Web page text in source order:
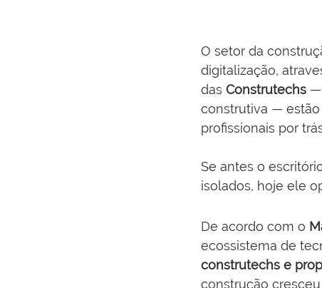
O setor da
digitalização,
das Construtechs —
construtiva — estão
profissionais por
Se antes o
isolados, hoje ele
De acordo com o
ecossistema de
construtechs e
construção